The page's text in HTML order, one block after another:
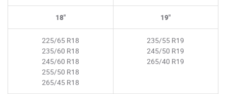
18"
225/65 R18
235/60 R18
245/60 R18
255/50 R18
265/45 R18
19"
235/55 R19
245/50 R19
265/40 R19